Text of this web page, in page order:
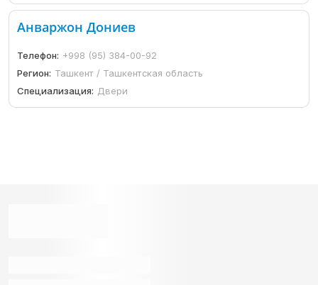
Анваржон Дониев
Телефон: +998 (95) 384-00-92
Регион: Ташкент / Ташкентская область
Специализация: Двери